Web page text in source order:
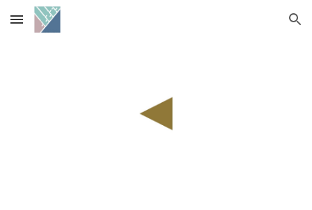
Skip to main content Skip to navigation